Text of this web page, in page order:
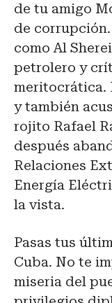
de tu amigo
de
como Al
petrolero y
meritocrática.
y también
rojito Rafael
después
Relaciones
Energía
la vista.
Pasas tus
Cuba. No te
miseria del